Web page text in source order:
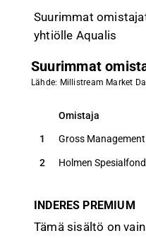
Suurimmat
yhtiölle Aqualis
Suurimmat
Lähde: Millistream Market
Omistaja
Omistaja
1 Gross Management
2 Holmen Spesialfond
INDERES PREMIUM
Tämä sisältö on